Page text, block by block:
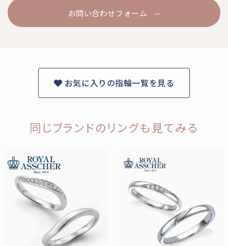
お問い合わせフォーム
お気に入りの指輪一覧を見る
同じブランドのリングも見てみる